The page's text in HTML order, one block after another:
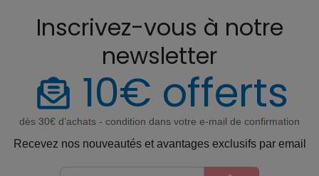
Inscrivez-vous à notre
newsletter
10€ offerts
dès 30€ d’achats - condition dans votre e-mail de confirmation
Recevez nos nouveautés et avantages exclusifs par email